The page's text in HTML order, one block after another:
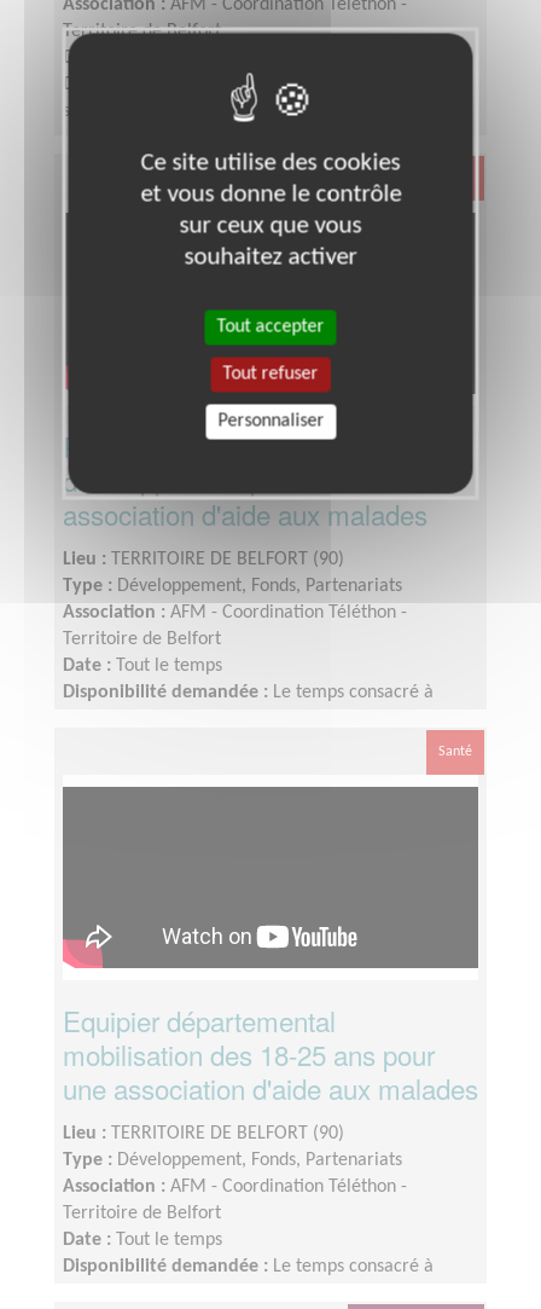
Association : AFM - Coordination Téléthon -
Territoire de Belfort
Date :
Disponibilité demandée :
Quelques heures par
semaine
Responsable du pôle
développement pour une
association d'aide aux malades
Lieu :
TERRITOIRE DE BELFORT (90)
Type : Développement, Fonds, Partenariats
Association : AFM - Coordination Téléthon -
Territoire de Belfort
Date :
Tout le temps
Disponibilité demandée : Le temps consacré à
sollicitation est plus importante de Septembre àSanté
Equipier départemental
mobilisation des 18-25 ans pour
une association d'aide aux malades
Lieu :
TERRITOIRE DE BELFORT (90)
Type : Développement, Fonds, Partenariats
Association : AFM - Coordination Téléthon -
Territoire de Belfort
Date :
Tout le temps
Disponibilité demandée : Le temps consacré à
Ce site utilise des cookies
et vous donne le contrôle
sur ceux que vous
souhaitez activer
Tout accepter
Tout refuser
Personnaliser